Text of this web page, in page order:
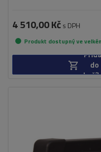
4 510,00 Kč s DPH
Produkt dostupný ve
do